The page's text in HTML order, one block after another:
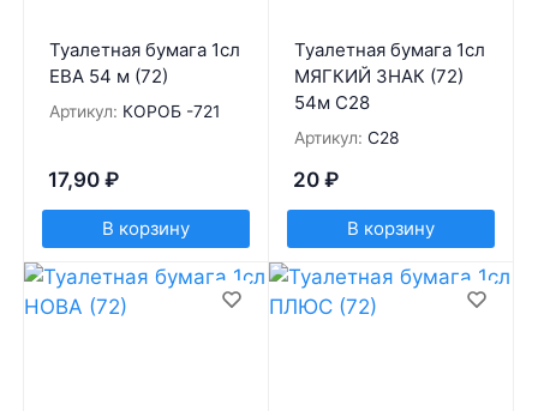
Туалетная бумага 1сл
ЕВА 54 м (72)
Артикул: КОРОБ -721
17,90 ₽
В корзину
Туалетная бумага 1сл
МЯГКИЙ ЗНАК (72)
54м С28
Артикул: С28
20 ₽
В корзину